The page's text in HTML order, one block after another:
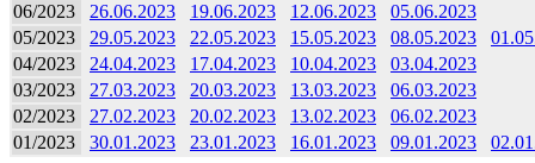
06/2023
26.06.2023 19.06.2023 12.06.2023
05.06.2023
05/2023
29.05.2023 22.05.2023 15.05.2023 08.05.2023
04/2023
24.04.2023 17.04.2023 10.04.2023
03.04.2023
03/2023
27.03.2023 20.03.2023 13.03.2023
06.03.2023
02/2023
27.02.2023 20.02.2023 13.02.2023
06.02.2023
01/2023
30.01.2023 23.01.2023 16.01.2023 09.01.2023